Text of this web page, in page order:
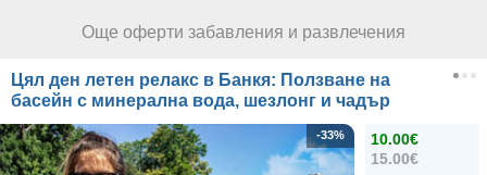
Още оферти забавления и развлечения
Цял ден летен релакс в Банкя: Ползване на
басейн с минерална вода, шезлонг и чадър
10.00€
15.00€
-33%